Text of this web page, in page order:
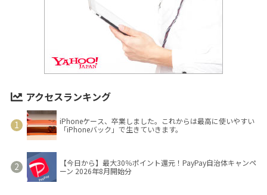
アクセスランキング
iPhoneケース、卒業しました。これからは最高に使いやすい
「iPhoneバック」で生きていきます。
【今日から】最大30％ポイント還元！PayPay自治体キャンペ
ーン 2026年8月開始分